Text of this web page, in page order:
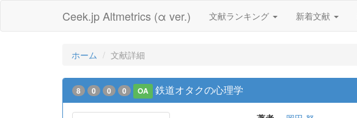
Ceek.jp Altmetrics (α ver.) 文献ランキング 新着文献
ホーム 文献詳細
8 0 0 0 OA 鉄道オタクの心理学